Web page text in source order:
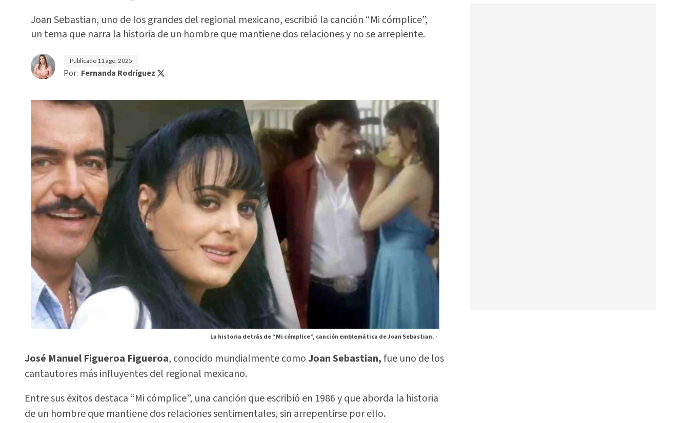
Joan Sebastian, uno de los grandes del regional mexicano, escribió la canción “Mi cómplice”,
un tema que narra la historia de un hombre que mantiene dos relaciones y no se arrepiente.
Publicado 11 ago. 2025
Por: Fernanda Rodríguez
La historia detrás de “Mi cómplice”, canción emblemática de Joan Sebastian. -
José Manuel Figueroa Figueroa, conocido mundialmente comoJoan Sebastian,fue uno de los
cantautores más influyentes del regional mexicano.
Entre sus éxitos destaca “Mi cómplice”, una canción que escribió en 1986 y que aborda la historia
de un hombre que mantiene dos relaciones sentimentales, sin arrepentirse por ello.